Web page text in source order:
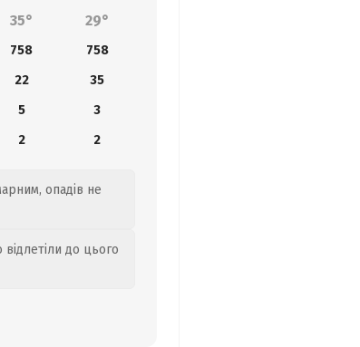
35° 29°
758
758
22
35
5
3
2 2
опадів не
до цього